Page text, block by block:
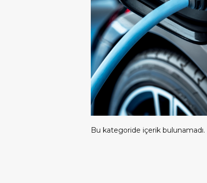
Bu kategoride içerik bulunamadı.